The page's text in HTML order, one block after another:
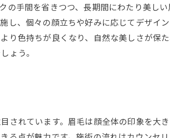
手間を省きつつ、長期間にわたり美し
、個々の顔立ちや好みに応じてデザイ
色持ちが良くなり、自然な美しさが保た
ょう。
れています。眉毛は顔全体の印象を大